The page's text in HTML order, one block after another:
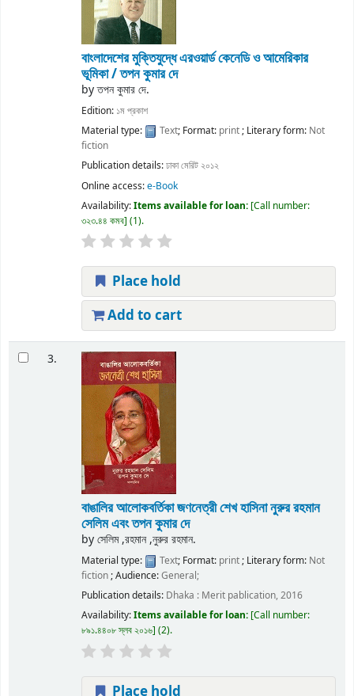
বাংলাদেশের মুক্তিযুদ্ধে এরওয়ার্ড কেনেডি ও আমেরিকার
ভূমিকা /তপন কুমার দে
byতপন কুমার দে.
Edition: ১ম প্রকাশ
Material type:
Text; Format: print; Literary form: Not
fiction
Publication details:ঢাকামেরিট ২০১২
Online access:e-Book
Availability:Items available for loan: Call number:
৩২৩.৪৪ কমব (1).
Place hold
Add to cart
3.
বাঙালির আলোকবর্তিকা জণনেত্রী শেখ হাসিনানুরুর রহমান
সেলিম এবং তপন কুমার দে
byসেলিম ,রহমান ,নুরুর রহমান.
Material type: Text; Format: print; Literary form: Not
fiction; Audience:General;
Publication details: Dhaka : Merit pablication, 2016
Availability:Items available for loan: Call number:
৮৯১.৪৪০৮ স্লব ২০১৬ (2).
Place hold